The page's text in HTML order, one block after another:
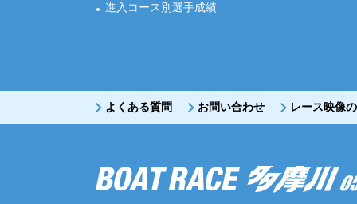
進入コース別選手成績
よくある質問 お問い合わせ レース映像